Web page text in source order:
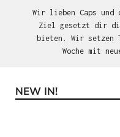
Wir lieben Caps und
Ziel gesetzt dir die
bieten. Wir setzen
Woche mit
Produktgalerie
NEW IN!